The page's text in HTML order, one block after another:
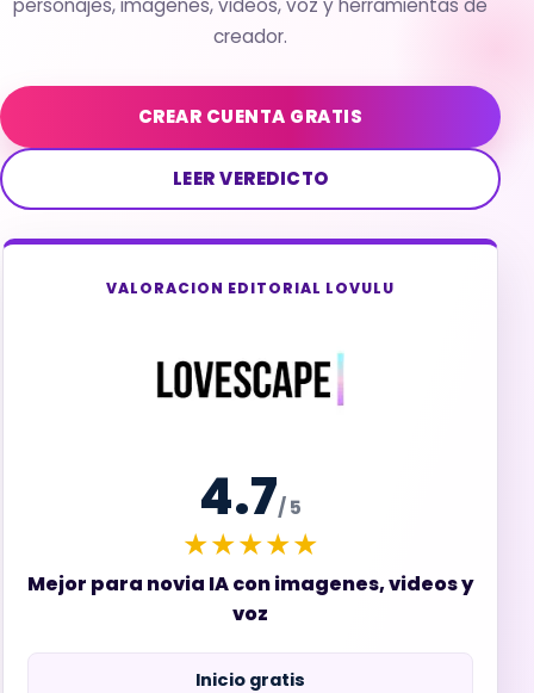
personajes, imagenes, videos, voz y herramientas de
creador.
CREAR CUENTA GRATIS
LEER VEREDICTO
VALORACION EDITORIAL LOVULU
4.7/ 5
★★★★★
Mejor para novia IA con imagenes, videos y
voz
Inicio gratis